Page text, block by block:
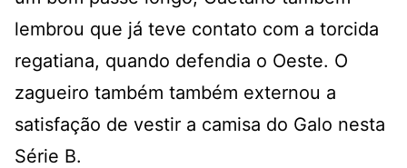
lembrou que já teve contato com a torcida
regatiana, quando defendia o Oeste. O
zagueiro também também externou a
satisfação de vestir a camisa do Galo nesta
Série B.